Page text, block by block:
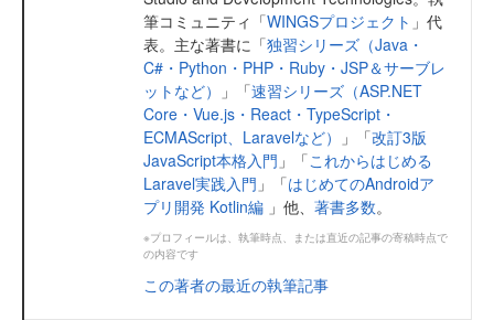
筆コミュニティ「WINGSプロジェクト 」代
表。主な著書に「独習シリーズ（Java・
C#・Python・PHP・Ruby・JSP＆サーブレ
ットなど）
」「速習シリーズ（ASP.NET
Core・Vue.js・React・TypeScript・
ECMAScript、Laravelなど）
」「改訂3版
JavaScript本格入門 」「これからはじめる
Laravel実践入門 」「はじめてのAndroidア
プリ開発 Kotlin編 」他、 著書多数。
※プロフィールは、執筆時点、または直近の記事の寄稿時点で
の内容です
この著者の最近の執筆記事